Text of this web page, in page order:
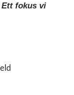
fokus vi